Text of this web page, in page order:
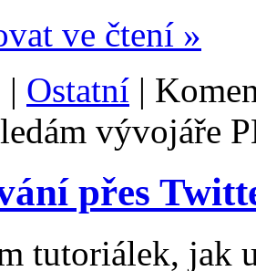
ve čtení »
Ostatní |
vývojáře
přes
tutoriálek, jak